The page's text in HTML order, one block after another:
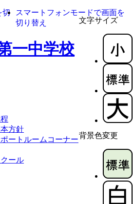
文字サイズ
背景色変更
切
スマートフォンモードで画面を
切り替え
一中学校
方針
ートルームコーナー
ール